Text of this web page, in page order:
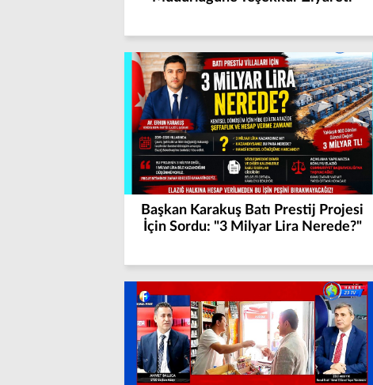
Başkan Karakuş Batı Prestij Projesi
İçin Sordu: "3 Milyar Lira Nerede?"